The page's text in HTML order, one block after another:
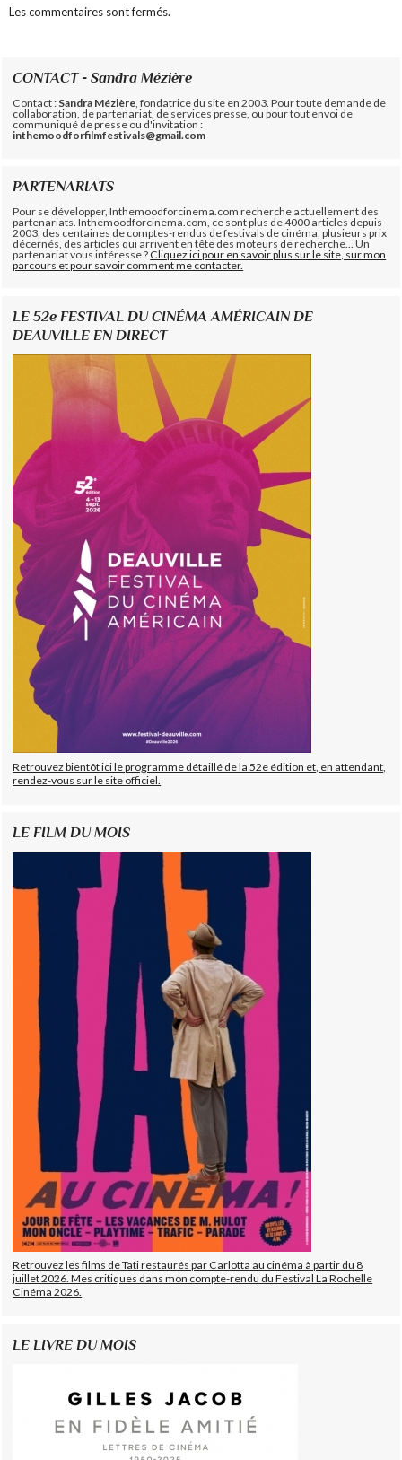
Les commentaires sont fermés.
CONTACT - Sandra Mézière
Contact : Sandra Mézière , fondatrice du site en 2003. Pour toute demande de
collaboration, de partenariat, de services presse, ou pour tout envoi de
communiqué de presse ou d'invitation :
inthemoodforfilmfestivals@gmail.com
PARTENARIATS
Pour se développer, Inthemoodforcinema.com recherche actuellement des
partenariats. Inthemoodforcinema.com, ce sont plus de 4000 articles depuis
2003, des centaines de comptes-rendus de festivals de cinéma, plusieurs prix
décernés, des articles qui arrivent en tête des moteurs de recherche... Un
partenariat vous intéresse ?Cliquez ici pour en savoir plus sur le site, sur mon
parcours et pour savoir comment me contacter.
LE 52e FESTIVAL DU CINÉMA AMÉRICAIN DE
DEAUVILLE EN DIRECT
Retrouvez bientôt ici le programme détaillé de la 52e édition et, en attendant,
rendez-vous sur le site officiel.
LE FILM DU MOIS
Retrouvez les films de Tati restaurés par Carlotta au cinéma à partir du 8
juillet 2026. Mes critiques dans mon compte-rendu du Festival La Rochelle
Cinéma 2026.
LE LIVRE DU MOIS